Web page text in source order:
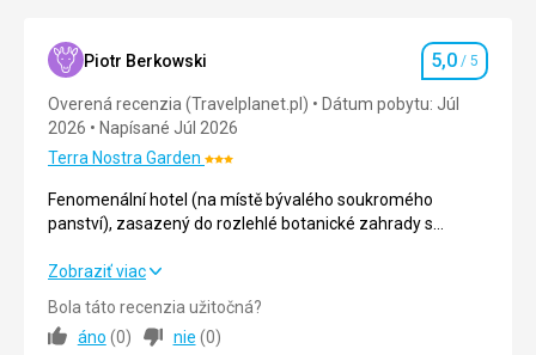
Piotr Berkowski Hodnotenie
5,0 / 5
Overená recenzia (Travelplanet.pl)
Dátum pobytu: Júl
2026
Napísané Júl 2026
Terra Nostra GardenHodnotenie:
Fenomenální hotel (na místě bývalého soukromého
panství), zasazený do rozlehlé botanické zahrady s
Hotel se pyšní úžasným designem. Furnas je super klidné
Fenomenální hotel (na místě bývalého soukromého
horkými prameny – 24hodinový přístup pro hotelové hosty.
Hotel se pyšní úžasným designem. Furnas je super klidné
Zobraziť viac
Bola táto recenzia užitočná?
áno (0) nie (0)